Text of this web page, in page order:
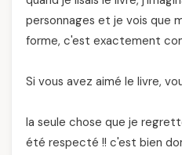
personnages et je vois que
forme, c'est exactement
Si vous avez aimé le livre,
la seule chose que je
été respecté !! c'est bien